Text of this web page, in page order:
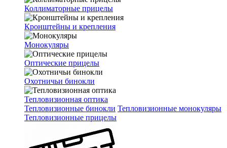
Коллиматорные прицелы
Кронштейны и крепления
Монокуляры
Оптические прицелы
Охотничьи бинокли
Тепловизионная оптика
Тепловизионные бинокли Тепловизионные монокуляры
Тепловизионные прицелы